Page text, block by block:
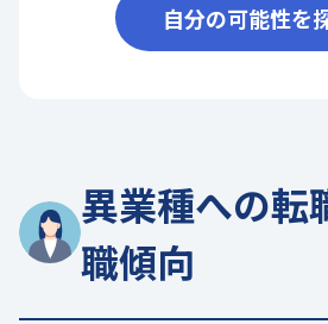
自分の可能性を
異業種への転
職傾向